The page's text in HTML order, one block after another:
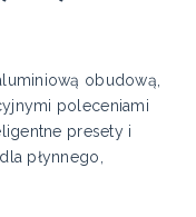
obudową,
poleceniami
presety i
płynnego,